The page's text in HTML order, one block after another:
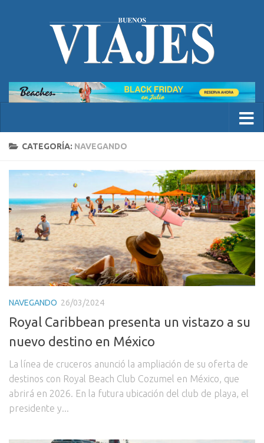
CATEGORÍA: NAVEGANDO
NAVEGANDO 26/03/2024
Royal Caribbean presenta un vistazo a su
nuevo destino en México
La línea de cruceros anunció la ampliación de su oferta de
destinos con Royal Beach Club Cozumel en México, que
abrirá en 2026. En la futura ubicación del club de playa, el
presidente y...